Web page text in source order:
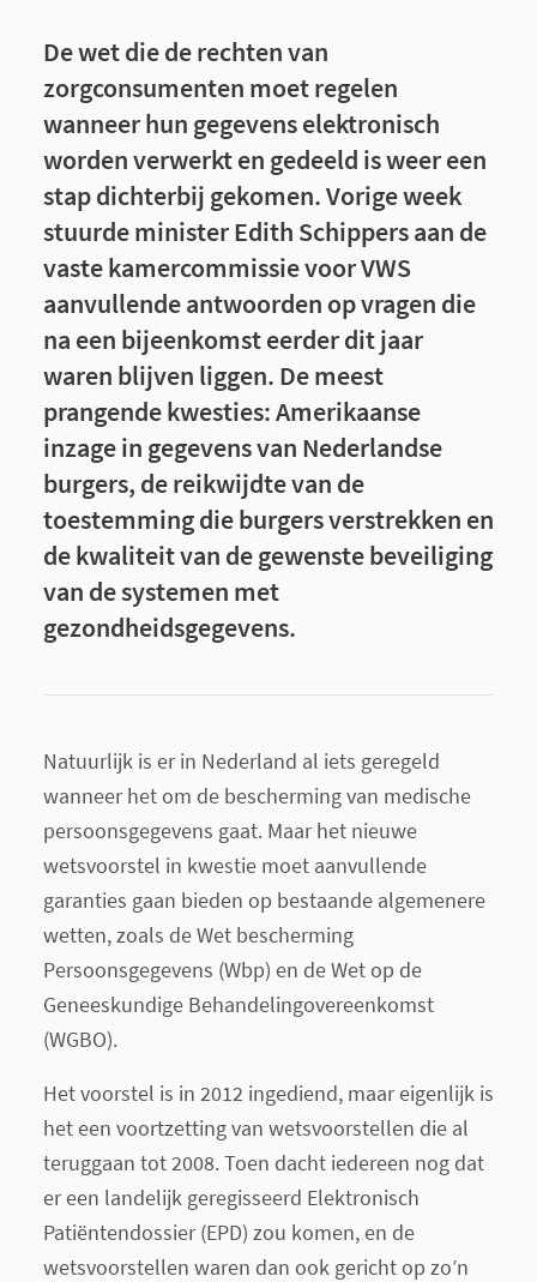
De wet die de rechten van
zorgconsumenten moet regelen
wanneer hun gegevens elektronisch
worden verwerkt en gedeeld is weer een
stap dichterbij gekomen. Vorige week
stuurde minister Edith Schippers aan de
vaste kamercommissie voor VWS
aanvullende antwoorden op vragen die
na een bijeenkomst eerder dit jaar
waren blijven liggen. De meest
prangende kwesties: Amerikaanse
inzage in gegevens van Nederlandse
burgers, de reikwijdte van de
toestemming die burgers verstrekken en
de kwaliteit van de gewenste beveiliging
van de systemen met
gezondheidsgegevens.
Natuurlijk is er in Nederland al iets geregeld
wanneer het om de bescherming van medische
persoonsgegevens gaat. Maar het nieuwe
wetsvoorstel in kwestie moet aanvullende
garanties gaan bieden op bestaande algemenere
wetten, zoals de Wet bescherming
Persoonsgegevens (Wbp) en de Wet op de
Geneeskundige Behandelingovereenkomst
(WGBO).
Het voorstel is in 2012 ingediend, maar eigenlijk is
het een voortzetting van wetsvoorstellen die al
teruggaan tot 2008. Toen dacht iedereen nog dat
er een landelijk geregisseerd Elektronisch
Patiëntendossier (EPD) zou komen, en de
wetsvoorstellen waren dan ook gericht op zo’n